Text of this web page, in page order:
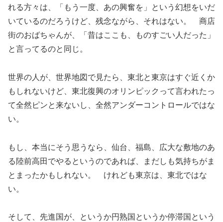
れる方々は、「もう一度、あの興奮を」という幻想をいだ
いているのだろうけど、残念ながら、それはない。 商店
街のおばちゃんが、「昔はここも、ものすごい人だった」
と言ってるのと同じ。
世界の人が、世界地図で見たら、東北と東京はすぐ近くか
もしれないけど、東北復興のオリンピックって言われたっ
て全然ピンと来ないし、全然アンダーコントロールではな
い。
もし、本当にそう思うなら、仙台、福島、広大な敷地のあ
る陸前高田でやるというのであれば、まだしも気持ちがま
とまったかもしれない。 けれども東京は、東北ではな
い。
そして、先進国が、というか円熟国というか停滞国という